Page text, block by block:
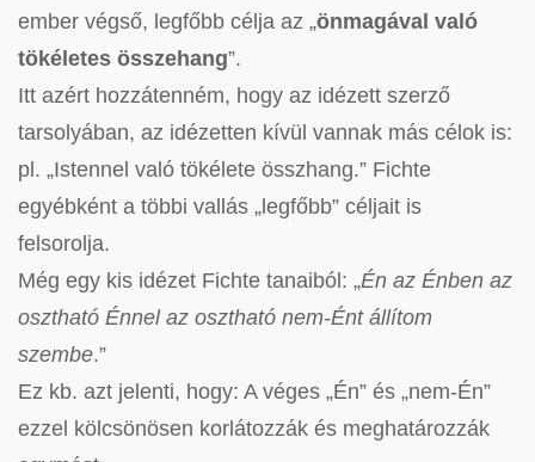
ember végső, legfőbb célja az „önmagával való
tökéletes összehang”.
Itt azért hozzátenném, hogy az idézett szerző
tarsolyában, az idézetten kívül vannak más célok is:
pl. „Istennel való tökélete összhang.” Fichte
egyébként a többi vallás „legfőbb” céljait is
felsorolja.
Még egy kis idézet Fichte tanaiból: „Én az Énben az
osztható Énnel az osztható nem-Ént állítom
szembe.”
Ez kb. azt jelenti, hogy: A véges „Én” és „nem-Én”
ezzel kölcsönösen korlátozzák és meghatározzák